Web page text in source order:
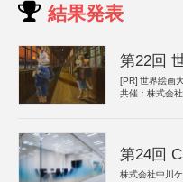
結果発表
第22回
[PR] 世界絵画
共催：株式会
第24回
株式会社中川